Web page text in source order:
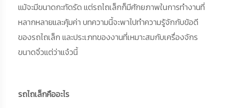
แม้จะมีขนาดกะทัดรัด แต่รถไถเล็กก็มีศักยภาพในการทำงานที่
หลากหลายและคุ้มค่า บทความนี้จะพาไปทำความรู้จักกับข้อดี
ของรถไถเล็ก และประเภทของงานที่เหมาะสมกับเครื่องจักร
ขนาดจิ๋วแต่ว่าแจ๋วนี้
รถไถเล็กคืออะไร